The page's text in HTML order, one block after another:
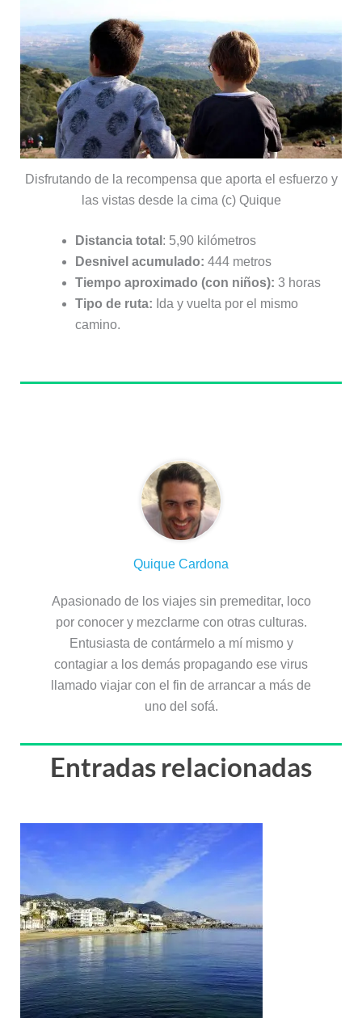
Disfrutando de la recompensa que aporta el esfuerzo y
las vistas desde la cima (c) Quique
Distancia total : 5,90 kilómetros
Desnivel acumulado: 444 metros
Tiempo aproximado (con niños): 3 horas
Tipo de ruta: Ida y vuelta por el mismo
camino.
Quique Cardona
Apasionado de los viajes sin premeditar, loco
por conocer y mezclarme con otras culturas.
Entusiasta de contármelo a mí mismo y
contagiar a los demás propagando ese virus
llamado viajar con el fin de arrancar a más de
uno del sofá.
Entradas relacionadas